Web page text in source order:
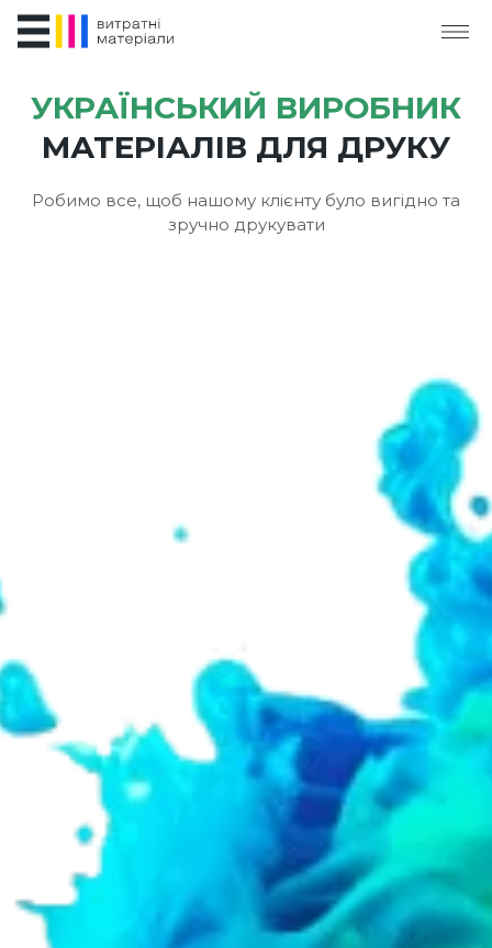
УКРАЇНСЬКИЙ ВИРОБНИК
МАТЕРІАЛІВ ДЛЯ ДРУКУ
Робимо все, щоб нашому клієнту було вигідно та
зручно друкувати
ЗВОРОТНИЙ ЗВ’ЯЗОК